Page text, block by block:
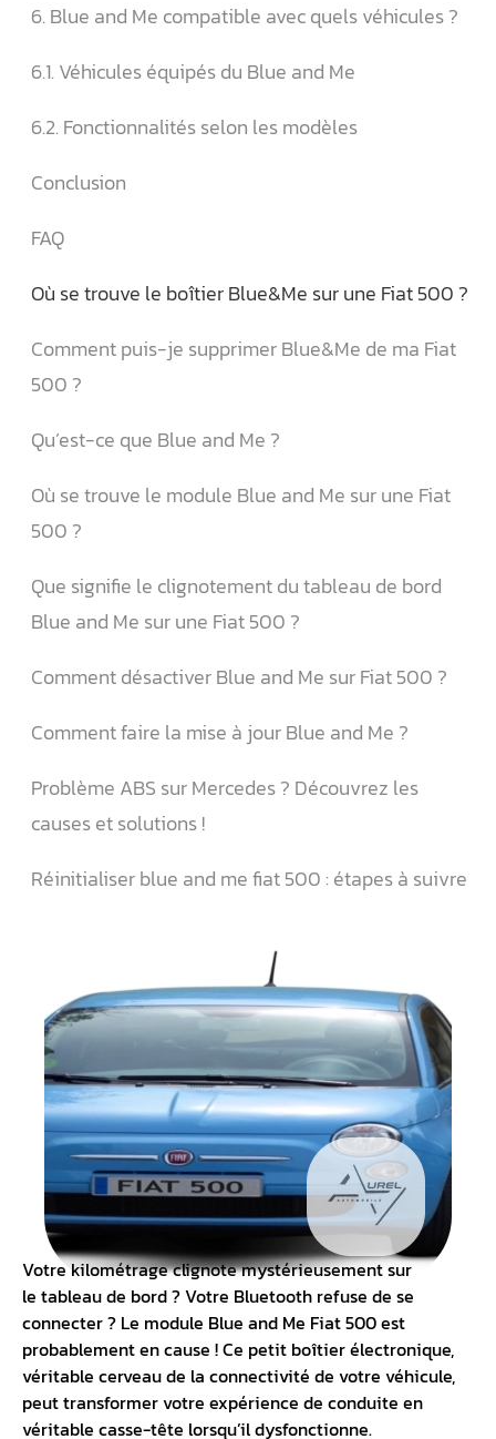
6. Blue and Me compatible avec quels véhicules ?
6.1. Véhicules équipés du Blue and Me
6.2. Fonctionnalités selon les modèles
Conclusion
FAQ
Où se trouve le boîtier Blue&Me sur une Fiat 500 ?
Comment puis-je supprimer Blue&Me de ma Fiat
500 ?
Qu’est-ce que Blue and Me ?
Où se trouve le module Blue and Me sur une Fiat
500 ?
Que signifie le clignotement du tableau de bord
Blue and Me sur une Fiat 500 ?
Comment désactiver Blue and Me sur Fiat 500 ?
Comment faire la mise à jour Blue and Me ?
Problème ABS sur Mercedes ? Découvrez les
causes et solutions !
Réinitialiser blue and me fiat 500 : étapes à suivre
Votre kilométrage clignote mystérieusementsur
le tableau de bord? Votre Bluetooth refuse de se
connecter ? Le module Blue and Me Fiat 500 est
probablement en cause ! Ce petit boîtier électronique,
véritable cerveau de la connectivité de votre véhicule,
peut transformer votre expérience de conduite en
véritable casse-tête lorsqu’il dysfonctionne.